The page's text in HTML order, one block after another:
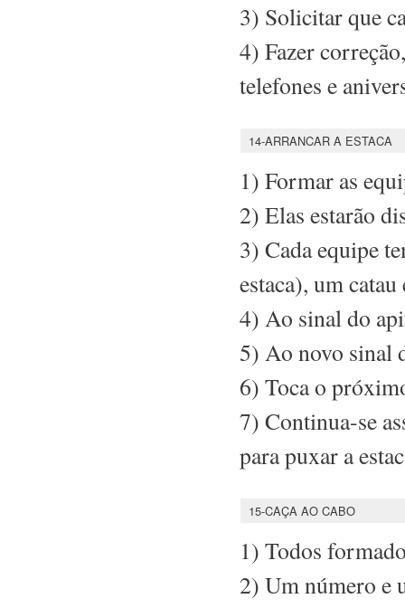
3) Solicitar que
4) Fazer
telefones e
14-ARRANCAR A ESTACA
1) Formar as
2) Elas estarão
3) Cada equipe
estaca), um catau
4) Ao sinal do
5) Ao novo sinal
6) Toca o
7) Continua-se
para puxar a
15-CAÇA AO CABO
1) Todos
2) Um número e